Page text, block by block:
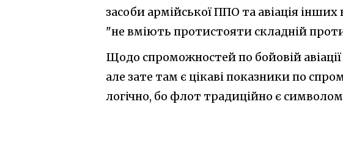
засоби армійської ППО та авіація
"не вміють протистояти складній
Щодо спроможностей по бойовій
але зате там є цікаві показники по
логічно, бо флот традиційно є